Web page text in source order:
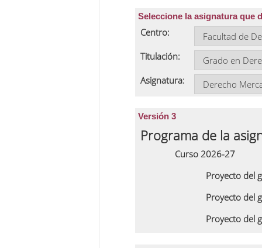
Seleccione la asignatura que
Centro:
Titulación:
Asignatura:
Versión 3
Programa de la
Curso 2026-27
Proyecto del
Proyecto del
Proyecto del